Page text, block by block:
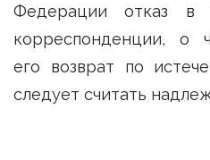
Федерации отказ в
корреспонденции, о
его возврат по
следует считать